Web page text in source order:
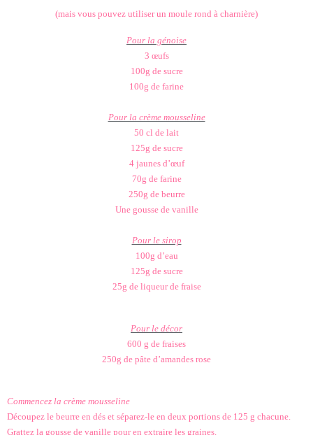
(mais vous pouvez utiliser un moule rond à charnière)
Pour la génoise
3 œufs
100g de sucre
100g de farine
Pour la crème mousseline
50 cl de lait
125g de sucre
4 jaunes d’œuf
70g de farine
250g de beurre
Une gousse de vanille
Pour le sirop
100g d’eau
125g de sucre
25g de liqueur de fraise
Pour le décor
600 g de fraises
250g de pâte d’amandes rose
Commencez la crème mousseline
Découpez le beurre en dés et séparez-le en deux portions de 125 g chacune.
Grattez la gousse de vanille pour en extraire les graines.